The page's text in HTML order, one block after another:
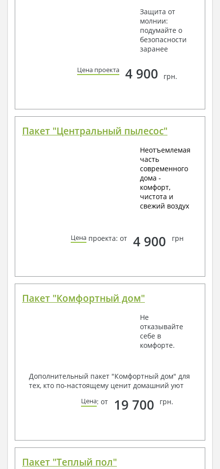
Защита от
молнии:
подумайте о
безопасности
заранее
Цена проекта 4 900 грн.
Пакет "Центральный пылесос"
Неотъемлемая
часть
современного
дома -
комфорт,
чистота и
свежий воздух
Цена проекта: от 4 900 грн
Пакет "Комфортный дом"
Не
отказывайте
себе в
комфорте.
Дополнительный пакет "Комфортный дом" для
тех, кто по-настоящему ценит домашний уют
Цена: от 19 700 грн.
Пакет "Теплый пол"